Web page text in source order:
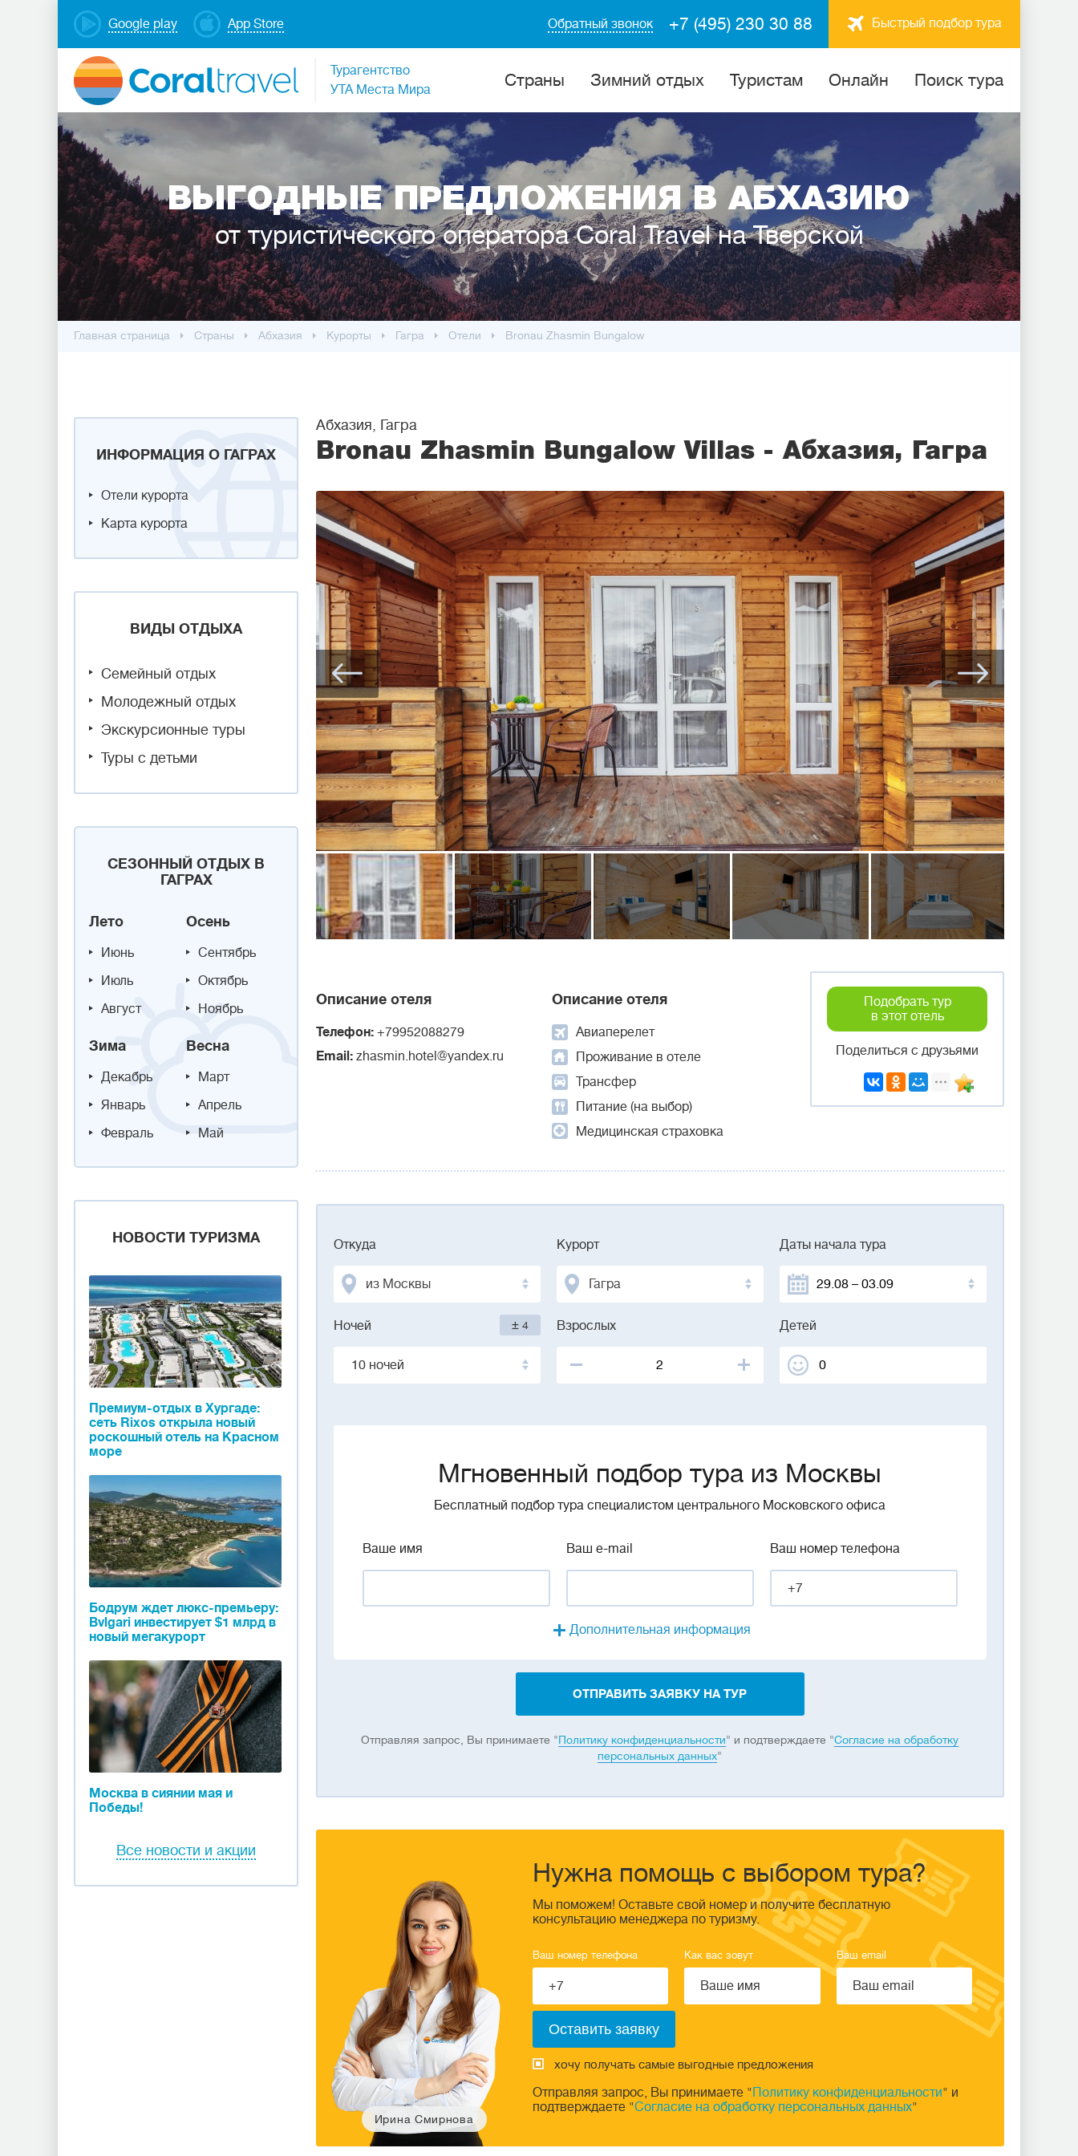
Google play App Store Быстрый подбор тура
+7 (495) 230 30 88
Обратный звонок
Турагентство
УТА Места Мира
Cтраны Зимний отдых Туристам Онлайн Поиск тура
ВЫГОДНЫЕ ПРЕДЛОЖЕНИЯ В АБХАЗИЮ
от туристического оператора Coral Travel на Тверской
Главная страница Cтраны Абхазия Курорты Гагра Отели Bronau Zhasmin Bungalow
ИНФОРМАЦИЯ О ГАГРАХ
Отели курорта
Карта курорта
ВИДЫ ОТДЫХА
Семейный отдых
Молодежный отдых
Экскурсионные туры
Туры с детьми
СЕЗОННЫЙ ОТДЫХ В
ГАГРАХ
Лето
Июнь
Июль
Август
Осень
Сентябрь
Октябрь
Ноябрь
Зима
Декабрь
Январь
Февраль
Весна
Март
Апрель
Май
НОВОСТИ ТУРИЗМА
Премиум-отдых в Хургаде:
сеть Rixos открыла новый
роскошный отель на Красном
море
Бодрум ждет люкс-премьеру:
Bvlgari инвестирует $1 млрд в
новый мегакурорт
Москва в сиянии мая и
Победы!
Все новости и акции
Абхазия, Гагра
Bronau Zhasmin Bungalow Villas - Абхазия, Гагра
Описание отеля
Телефон: +79952088279
Email: zhasmin.hotel@yandex.ru
Описание отеля
Авиаперелет
Проживание в отеле
Трансфер
Питание (на выбор)
Медицинская страховка
Подобрать тур
в этот отель
Поделиться с друзьями
Откуда
из Москвы
Курорт
Гагра
Даты начала тура
Ночей ±4
10 ночей
Взрослых Детей
Мгновенный подбор тура из Москвы
Бесплатный подбор тура специалистом центрального Московского офиса
Ваше имя Ваш e-mail Ваш номер телефона
Дополнительная информация
ОТПРАВИТЬ ЗАЯВКУ НА ТУР
Отправляя запрос, Вы принимаете "Политику конфиденциальности" и подтверждаете "Согласие на обработку
персональных данных"
Ирина Смирнова
Нужна помощь с выбором тура?
Мы поможем! Оставьте свой номер и получите бесплатную
консультацию менеджера по туризму.
Ваш номер телефона Как вас зовут Ваш email
хочу получать самые выгодные предложения
Отправляя запрос, Вы принимаете "Политику конфиденциальности" и
подтверждаете "Согласие на обработку персональных данных"